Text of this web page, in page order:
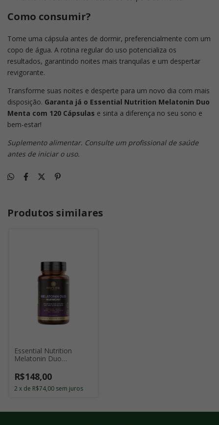
Como consumir?
Tome uma cápsula antes de dormir, preferencialmente com um
copo de água. A rotina regular do uso potencializa os
resultados, garantindo noites mais tranquilas e um despertar
revigorante.
Transforme suas noites e desperte para um novo dia com mais
disposição. Garanta já o Essential Nutrition Melatonin Duo
Menta com 120 Cápsulas e sinta a diferença no seu sono e
bem-estar!
Suplemento alimentar. Consulte um profissional de saúde
antes de iniciar o uso.
Produtos similares
Essential Nutrition
Melatonin Duo
Cápsulas
R$148,00
2 x de R$74,00 sem juros